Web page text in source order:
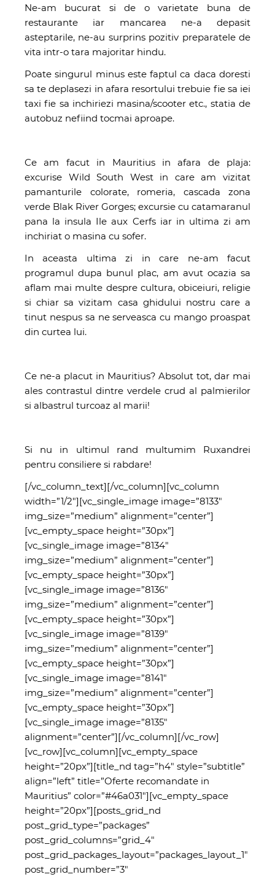
Ne-am bucurat si de o varietate buna de
restaurante iar mancarea ne-a depasit
asteptarile, ne-au surprins pozitiv preparatele de
vita intr-o tara majoritar hindu.
Poate singurul minus este faptul ca daca doresti
sa te deplasezi in afara resortului trebuie fie sa iei
taxi fie sa inchiriezi masina/scooter etc., statia de
autobuz nefiind tocmai aproape.
Ce am facut in Mauritius in afara de plaja:
excurise Wild South West in care am vizitat
pamanturile colorate, romeria, cascada zona
verde Blak River Gorges; excursie cu catamaranul
pana la insula Ile aux Cerfs iar in ultima zi am
inchiriat o masina cu sofer.
In aceasta ultima zi in care ne-am facut
programul dupa bunul plac, am avut ocazia sa
aflam mai multe despre cultura, obiceiuri, religie
si chiar sa vizitam casa ghidului nostru care a
tinut nespus sa ne serveasca cu mango proaspat
din curtea lui.
Ce ne-a placut in Mauritius? Absolut tot, dar mai
ales contrastul dintre verdele crud al palmierilor
si albastrul turcoaz al marii!
Si nu in ultimul rand multumim Ruxandrei
pentru consiliere si rabdare!
[/vc_column_text][/vc_column][vc_column
width=”1/2″][vc_single_image image=”8133″
img_size=”medium” alignment=”center”]
[vc_empty_space height=”30px”]
[vc_single_image image=”8134″
img_size=”medium” alignment=”center”]
[vc_empty_space height=”30px”]
[vc_single_image image=”8136″
img_size=”medium” alignment=”center”]
[vc_empty_space height=”30px”]
[vc_single_image image=”8139″
img_size=”medium” alignment=”center”]
[vc_empty_space height=”30px”]
[vc_single_image image=”8141″
img_size=”medium” alignment=”center”]
[vc_empty_space height=”30px”]
[vc_single_image image=”8135″
alignment=”center”][/vc_column][/vc_row]
[vc_row][vc_column][vc_empty_space
height=”20px”][title_nd tag=”h4″ style=”subtitle”
align=”left” title=”Oferte recomandate in
Mauritius” color=”#46a031″][vc_empty_space
height=”20px”][posts_grid_nd
post_grid_type=”packages”
post_grid_columns=”grid_4″
post_grid_packages_layout=”packages_layout_1″
post_grid_number=”3″